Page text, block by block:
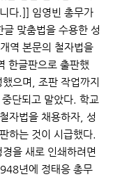
다.]] 임영빈 총무가
맞춤법을 수용한 성
역 본문의 철자법을
한글판으로 출판했
으며, 조판 작업까지
단되고 말았다. 학교
자법을 채용하자, 성
하는 것이 시급했다.
을 새로 인쇄하려면
년에 정태응 총무